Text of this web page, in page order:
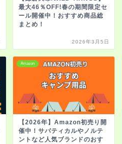
最大46％OFF!春の期間限定セ
ール開催中！おすすめ商品総
まとめ！
2026年3月5日
Amazon
【2026年】Amazon初売り開
催中！サバティカルやノルテ
ントなど人気ブランドのおす